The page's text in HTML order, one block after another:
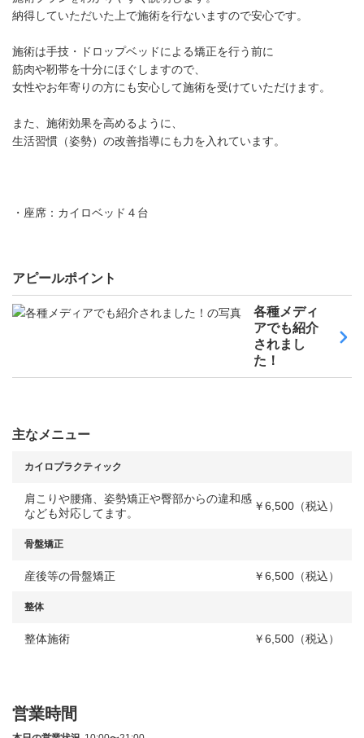
納得していただいた上で施術を行ないますので安心です。
施術は手技・ドロップベッドによる矯正を行う前に
筋肉や靭帯を十分にほぐしますので、
女性やお年寄りの方にも安心して施術を受けていただけます。
また、施術効果を高めるように、
生活習慣（姿勢）の改善指導にも力を入れています。
・座席：カイロベッド４台
アピールポイント
各種メディ
アでも紹介
されまし
た！
主なメニュー
カイロプラクティック
肩こりや腰痛、姿勢矯正や臀部からの違和感
なども対応してます。
￥6,500（税込）
骨盤矯正
産後等の骨盤矯正 ￥6,500（税込）
整体
整体施術 ￥6,500（税込）
営業時間